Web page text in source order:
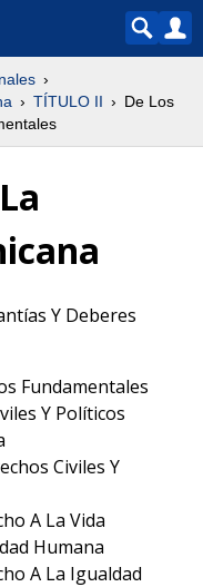
TÍTULO II
De Los
Y Deberes
Fundamentales
Y Políticos
Civiles Y
A La Vida
Humana
A La Igualdad